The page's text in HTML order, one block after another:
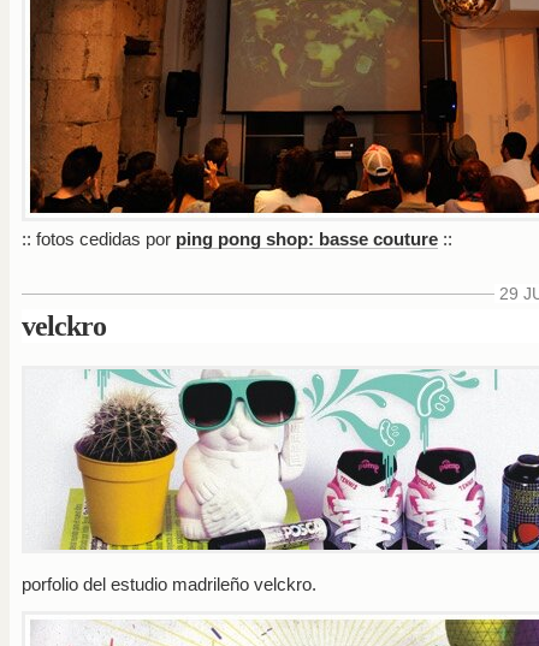
:: fotos cedidas por ping pong shop: basse couture::
29
velckro
porfolio del estudio madrileño velckro.